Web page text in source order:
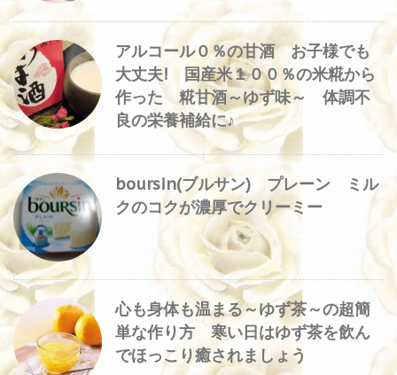
アルコール０％の甘酒 お子様でも
大丈夫! 国産米１００％の米糀から
作った 糀甘酒～ゆず味～ 体調不
良の栄養補給に♪
boursin(ブルサン) プレーン ミル
クのコクが濃厚でクリーミー
心も身体も温まる～ゆず茶～の超簡
単な作り方 寒い日はゆず茶を飲ん
でほっこり癒されましょう